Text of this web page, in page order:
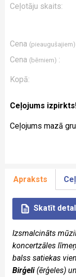
Ceļotāju skaits:
Cena (pieaugušajiem)
Cena (bērniem) :
Kopā:
Ceļojums
Ceļojums mazā
Apraksts
Skatīt
Izsmalcināts
koncertzāles
balss satiekas
Birģeli(ērģeles) un